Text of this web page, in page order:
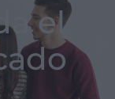
el